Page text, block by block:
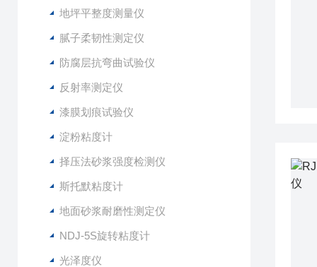
地坪平整度测量仪
腻子柔韧性测定仪
防腐层抗弯曲试验仪
反射率测定仪
漆膜划痕试验仪
淀粉粘度计
择压法砂浆强度检测仪
斯托默粘度计
地面砂浆耐磨性测定仪
NDJ-5S旋转粘度计
光泽度仪